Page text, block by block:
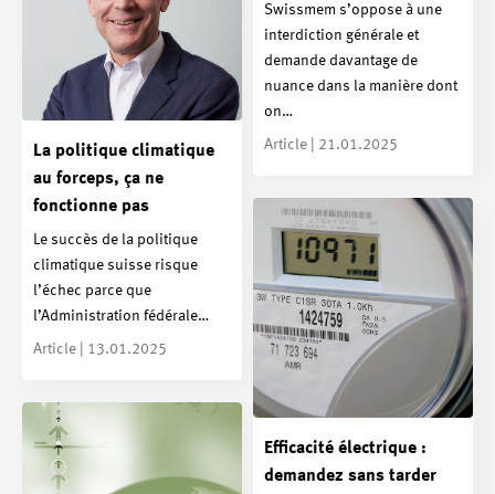
Swissmem s’oppose à une
interdiction générale et
demande davantage de
nuance dans la manière dont
on…
Article | 21.01.2025
La politique climatique
au forceps, ça ne
fonctionne pas
Le succès de la politique
climatique suisse risque
l’échec parce que
l’Administration fédérale…
Article | 13.01.2025
Efficacité électrique :
demandez sans tarder